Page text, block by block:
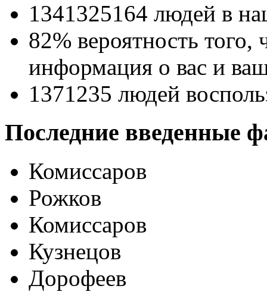
1341325164 людей в
82% вероятность того,
информация о вас и
1371235 людей
Последние введенные
Комиссаров
Рожков
Комиссаров
Кузнецов
Дорофеев